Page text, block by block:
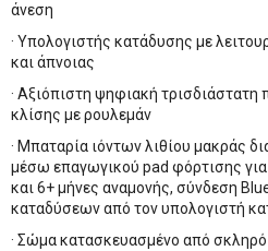
άνεση
· Υπολογιστής κατάδυσης με
και άπνοιας
· Αξιόπιστη ψηφιακή τρισδιάστατη
κλίσης με ρουλεμάν
· Μπαταρία ιόντων λιθίου μακράς
μέσω επαγωγικού pad φόρτισης
και 6+ μήνες αναμονής, σύνδεση
καταδύσεων από τον υπολογιστή
· Σώμα κατασκευασμένο από σκληρό